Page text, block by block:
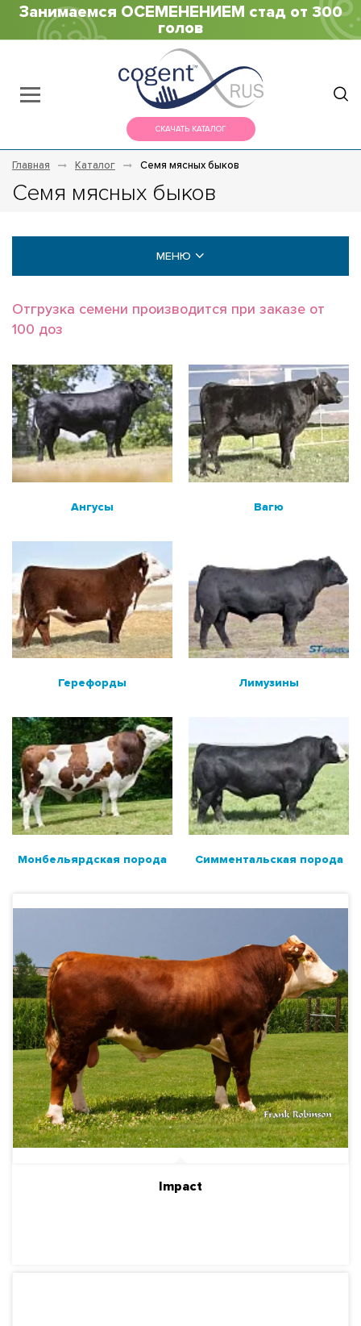
Занимаемся ОСЕМЕНЕНИЕМ стад от 300
голов
СКАЧАТЬ КАТАЛОГ
Главная Каталог Семя мясных быков
Семя мясных быков
МЕНЮ
МЯСНЫЕ БЫКИ
Монбельярдская порода
Лимузины
Герефорды
Симментальская порода
Вагю
РОССИЙСКОЕ ПРОИЗВОДСТВО
МЯСНЫЕ БЫКИ ДЛЯ МОЛОЧНЫХ СТАД
ПОИСК БЫКОВ ПО НОМЕРУ ИЛИ КЛИЧКЕ
Отгрузка семени производится при заказе от
100 доз
Ангусы Вагю
Герефорды Лимузины
Монбельярдская порода Симментальская порода
Impact